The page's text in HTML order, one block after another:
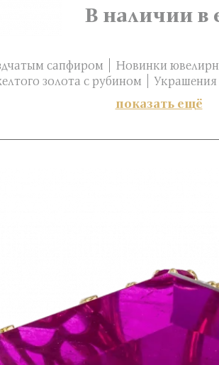
В наличии в
сапфиром Новинки
золота с рубином
Украшения
показать ещё